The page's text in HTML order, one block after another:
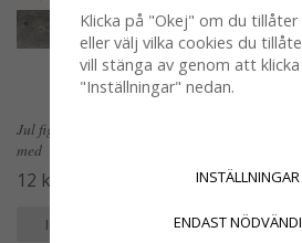
Jul figurer på snöre att dekorera
med
12 kr
INFO KÖP
59 kr
Klicka på "Okej" om du tillåter
eller välj vilka cookies du
vill stänga av genom att
"Inställningar" nedan.
INSTÄLLNINGAR
ENDAST